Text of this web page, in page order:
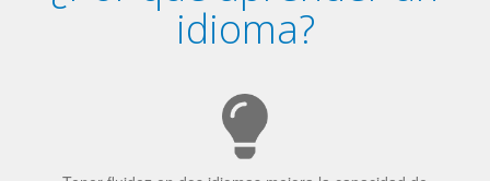
¿Por qué aprender un
idioma?